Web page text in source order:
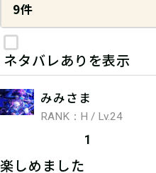
9件
ネタバレありを表示
みみさま
RANK：H / Lv.24
1
楽しめました